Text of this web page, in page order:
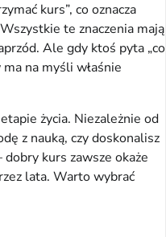
kurs”, co oznacza
te znaczenia mają
Ale gdy ktoś pyta „co
na myśli właśnie
życia. Niezależnie od
z nauką, czy doskonalisz
kurs zawsze okaże
lata. Warto wybrać